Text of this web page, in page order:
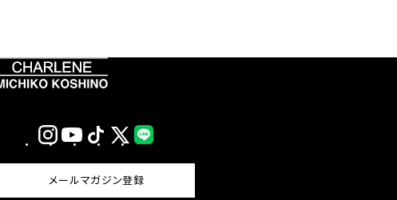
InstagramYouTubeTikTok X
(Twitter)
メールマガジン登録